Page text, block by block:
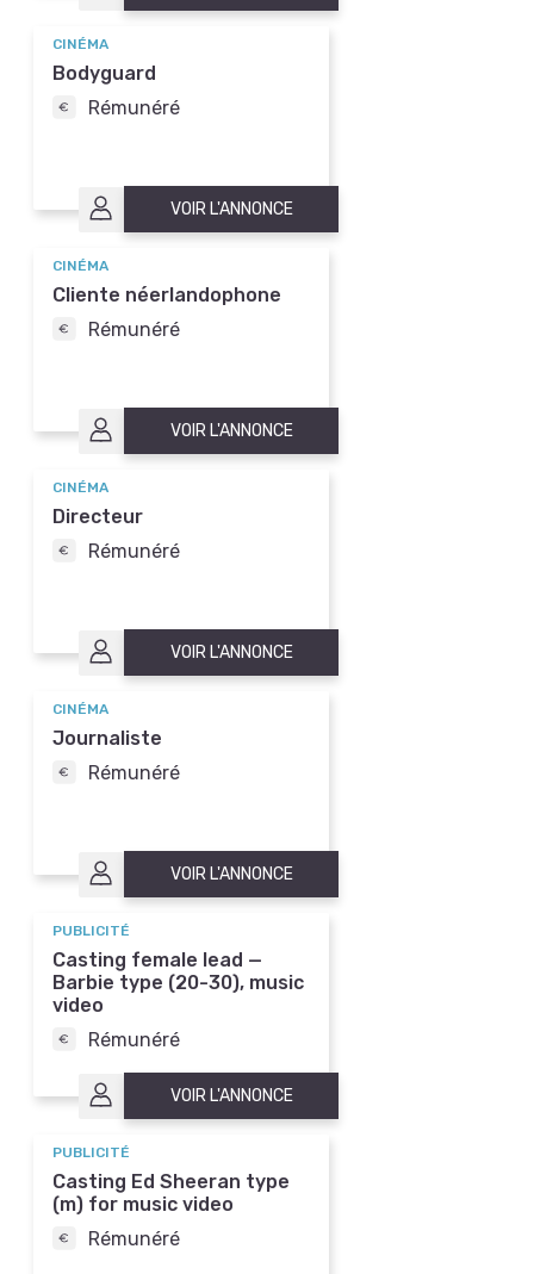
CINÉMA
Bodyguard
Rémunéré
VOIR L'ANNONCE
CINÉMA
Cliente néerlandophone
Rémunéré
VOIR L'ANNONCE
CINÉMA
Directeur
Rémunéré
VOIR L'ANNONCE
CINÉMA
Journaliste
Rémunéré
VOIR L'ANNONCE
PUBLICITÉ
Casting female lead —
Barbie type (20-30), music
video
Rémunéré
VOIR L'ANNONCE
PUBLICITÉ
Casting Ed Sheeran type
(m) for music video
Rémunéré